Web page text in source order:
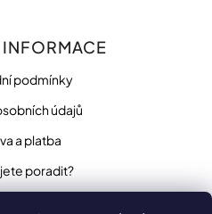
INFORMACE
podmínky
údajů
a platba
poradit?